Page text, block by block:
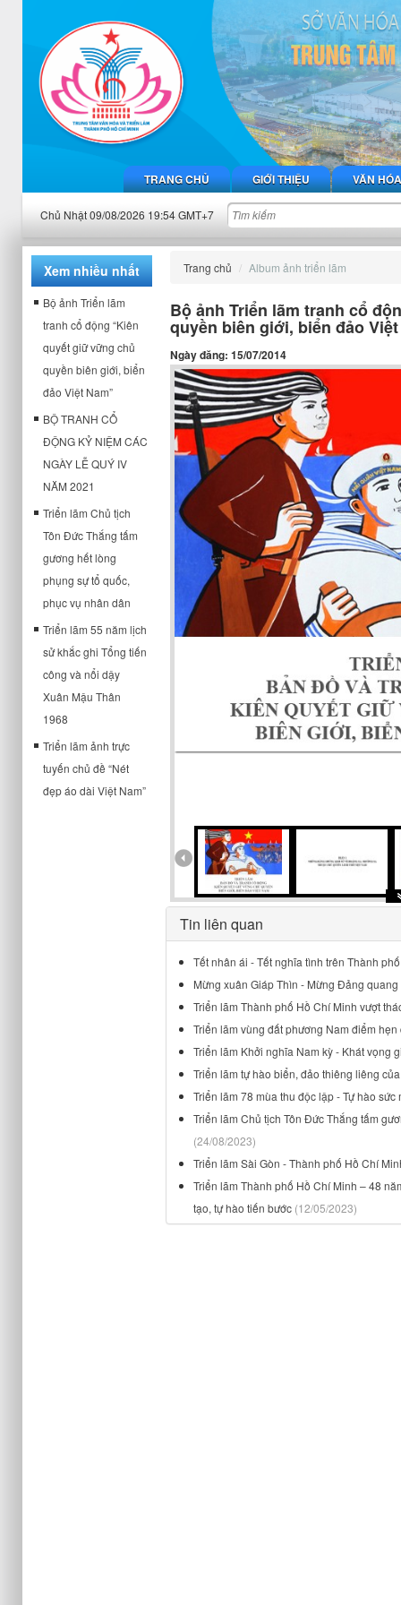
TRANG CHỦ GIỚI THIỆU VĂN HÓA
Chủ Nhật 09/08/2026 19:54 GMT+7
Xem nhiều nhất
Bộ ảnh Triển lãm
tranh cổ động “Kiên
quyết giữ vững chủ
quyền biên giới, biển
đảo Việt Nam”
BỘ TRANH CỔ
ĐỘNG KỶ NIỆM CÁC
NGÀY LỄ QUÝ IV
NĂM 2021
Triển lãm Chủ tịch
Tôn Đức Thắng tấm
gương hết lòng
phụng sự tổ quốc,
phục vụ nhân dân
Triển lãm 55 năm lịch
sử khắc ghi Tổng tiến
công và nổi dậy
Xuân Mậu Thân
1968
Triển lãm ảnh trực
tuyến chủ đề “Nét
đẹp áo dài Việt Nam”
Trang chủ Album ảnh triển lãm
Bộ ảnh Triển lãm tranh cổ
quyền biên giới, biển đảo Việt
Ngày đăng: 15/07/2014
Tin liên quan
Tết nhân ái - Tết nghĩa tình trên Thành
Mừng xuân Giáp Thìn - Mừng Đảng
Triển lãm Thành phố Hồ Chí Minh vượt
Triển lãm vùng đất phương Nam điểm
Triển lãm Khởi nghĩa Nam kỳ - Khát vọng
Triển lãm tự hào biển, đảo thiêng liêng
Triển lãm 78 mùa thu độc lập - Tự hào sức
Triển lãm Chủ tịch Tôn Đức Thắng tấm
(24/08/2023)
Triển lãm Sài Gòn - Thành phố Hồ Chí
Triển lãm Thành phố Hồ Chí Minh – 48
tạo, tự hào tiến bước (12/05/2023)